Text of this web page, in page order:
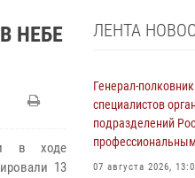
НЕБЕ
в ходе
13
ЛЕНТА
Генерал-
специалистов
подразделений
07 августа 2026,